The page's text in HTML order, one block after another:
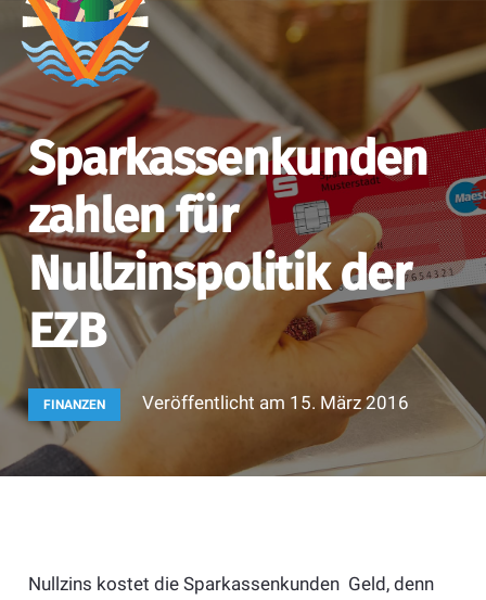
Sparkassenkunden
zahlen für
Nullzinspolitik der
EZB
FINANZEN Veröffentlicht am 15. März 2016
Nullzins kostet die Sparkassenkunden Geld, denn